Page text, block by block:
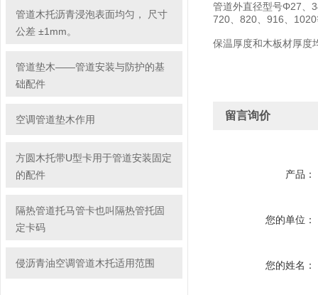
管道木托沥青浸泡表面均匀， 尺寸
公差 ±1mm。
管道垫木——管道安装与防护的基
础配件
空调管道垫木作用
方圆木托带U型卡用于管道安装固定
的配件
隔热管道托马管卡也叫隔热管托固
定卡码
侵沥青油空调管道木托适用范围
管道外直径型号Φ27、
720、820、916、
保温厚度和木板材厚
留言询价
产品：
您的单位：
您的姓名：